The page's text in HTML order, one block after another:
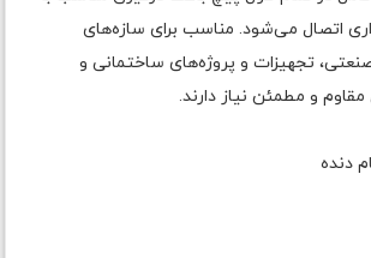
اتصال می‌شود. مناسب برای سازه‌های
تجهیزات و پروژه‌های ساختمانی و
و مطمئن نیاز دارند.
دنده